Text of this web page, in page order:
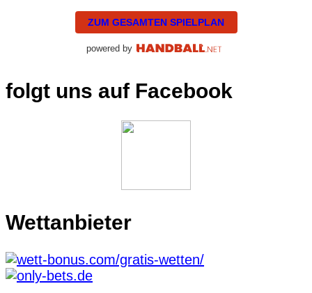
ZUM GESAMTEN SPIELPLAN
powered by
folgt uns auf Facebook
Wettanbieter